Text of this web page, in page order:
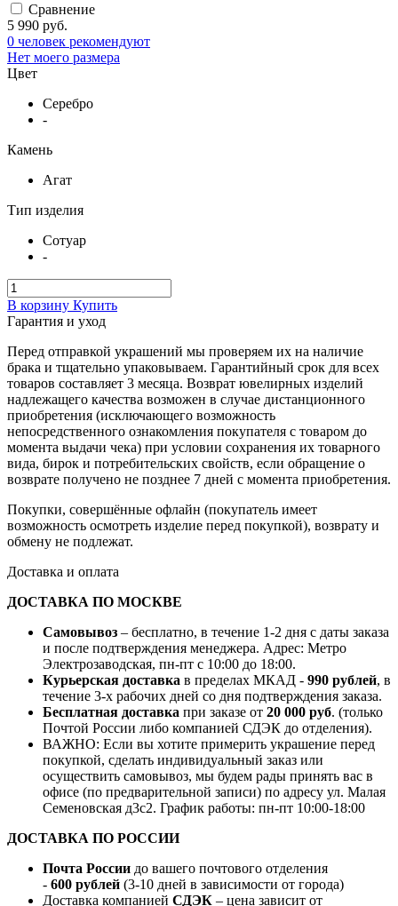
Сравнение
5 990 руб.
0 человек рекомендуют
Нет моего размера
Цвет
Серебро
-
Камень
Агат
Тип изделия
Сотуар
-
В корзину Купить
Гарантия и уход
Перед отправкой украшений мы проверяем их на наличие
брака и тщательно упаковываем. Гарантийный срок для всех
товаров составляет 3 месяца. Возврат ювелирных изделий
надлежащего качества возможен в случае дистанционного
приобретения (исключающего возможность
непосредственного ознакомления покупателя с товаром до
момента выдачи чека) при условии сохранения их товарного
вида, бирок и потребительских свойств, если обращение о
возврате получено не позднее 7 дней с момента приобретения.
Покупки, совершённые офлайн (покупатель имеет
возможность осмотреть изделие перед покупкой), возврату и
обмену не подлежат.
Доставка и оплата
ДОСТАВКА ПО МОСКВЕ
Самовывоз – бесплатно, в течение 1-2 дня с даты заказа
и после подтверждения менеджера. Адрес: Метро
Электрозаводская, пн-пт с 10:00 до 18:00.
Курьерская доставка в пределах МКАД - 990 рублей, в
течение 3-х рабочих дней со дня подтверждения заказа.
Бесплатная доставка при заказе от 20 000 руб. (только
Почтой России либо компанией СДЭК до отделения).
ВАЖНО: Если вы хотите примерить украшение перед
покупкой, сделать индивидуальный заказ или
осуществить самовывоз, мы будем рады принять вас в
офисе (по предварительной записи) по адресу ул. Малая
Семеновская д3с2. График работы: пн-пт 10:00-18:00
ДОСТАВКА ПО РОССИИ
Почта России до вашего почтового отделения
- 600 рублей (3-10 дней в зависимости от города)
Доставка компанией СДЭК – цена зависит от